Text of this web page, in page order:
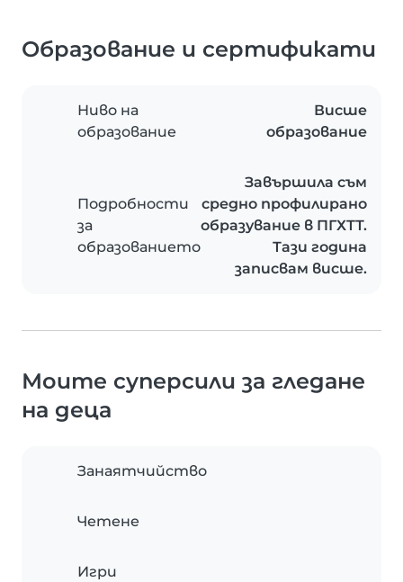
Образование и сертификати
Ниво на
образование
Висше
образование
Подробности
за
образованието
Завършила съм
средно профилирано
образувание в ПГХТТ.
Тази година
записвам висше.
Моите суперсили за гледане
на деца
Занаятчийство
Четене
Игри